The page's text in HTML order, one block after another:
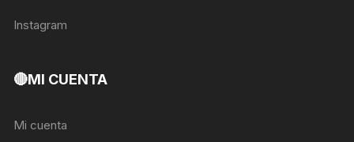
Instagram
🔴MI CUENTA
Mi cuenta